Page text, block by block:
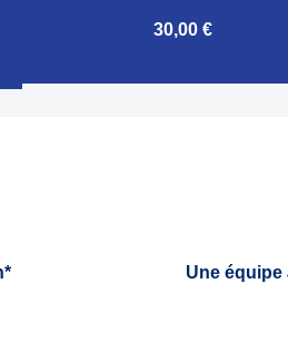
30,00 €
Une équipe